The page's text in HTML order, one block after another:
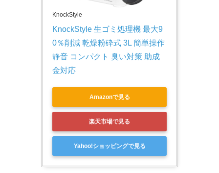
KnockStyle
KnockStyle 生ゴミ処理機 最大9
0％削減 乾燥粉砕式 3L 簡単操作
静音 コンパクト 臭い対策 助成
金対応
Amazonで見る
楽天市場で見る
Yahoo!ショッピングで見る